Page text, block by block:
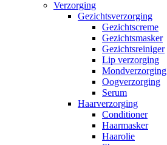
Verzorging
Gezichtsverzorging
Gezichtscreme
Gezichtsmasker
Gezichtsreiniger
Lip verzorging
Mondverzorging
Oogverzorging
Serum
Haarverzorging
Conditioner
Haarmasker
Haarolie